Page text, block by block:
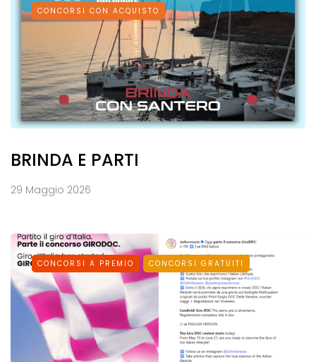
CONCORSI CON ACQUISTO
BRINDA E PARTI
29 Maggio 2026
CONCORSI A PREMIO CONCORSI GRATUITI